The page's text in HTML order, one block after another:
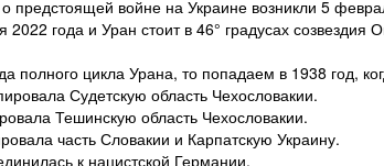
предстоящей войне на Украине возникли 5
2022 года и Уран стоит в 46° градусах созвездия
полного цикла Урана, то попадаем в 1938 год,
Судетскую область Чехословакии.
Тешинскую область Чехословакии.
часть Словакии и Карпатскую Украину.
к нацистской Германии.